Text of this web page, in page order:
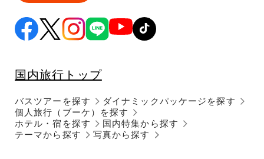
国内旅行トップ
バスツアーを探す
個人旅行（ブーケ）を探す
ダイナミックパッケージを探す
ホテル・宿を探す
国内特集から探す
テーマから探す
写真から探す